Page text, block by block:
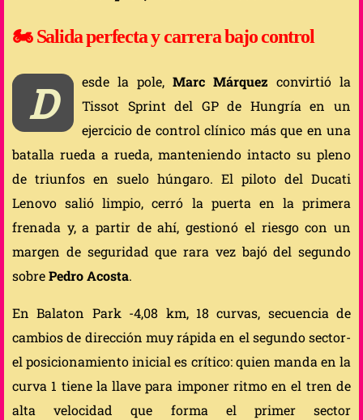
🏍️ Salida perfecta y carrera bajo control
D esde la pole, Marc Márquez convirtió la
Tissot Sprint del GP de Hungría en un
ejercicio de control clínico más que en una
batalla rueda a rueda, manteniendo intacto su pleno
de triunfos en suelo húngaro. El piloto del Ducati
Lenovo salió limpio, cerró la puerta en la primera
frenada y, a partir de ahí, gestionó el riesgo con un
margen de seguridad que rara vez bajó del segundo
sobrePedro Acosta.
En Balaton Park -4,08 km, 18 curvas, secuencia de
cambios de dirección muy rápida en el segundo sector-
el posicionamiento inicial es crítico: quien manda en la
curva 1 tiene la llave para imponer ritmo en el tren de
alta velocidad que forma el primer sector